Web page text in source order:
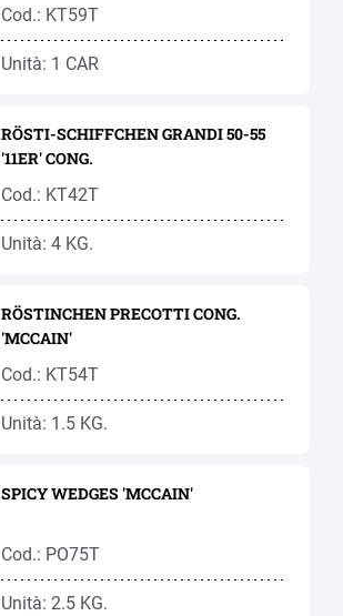
Cod.: KT59T
Unità: 1 CAR
RÖSTI-SCHIFFCHEN GRANDI 50-55
'11ER' CONG.
Cod.: KT42T
Unità: 4 KG.
RÖSTINCHEN PRECOTTI CONG.
'MCCAIN'
Cod.: KT54T
Unità: 1.5 KG.
SPICY WEDGES 'MCCAIN'
Cod.: PO75T
Unità: 2.5 KG.